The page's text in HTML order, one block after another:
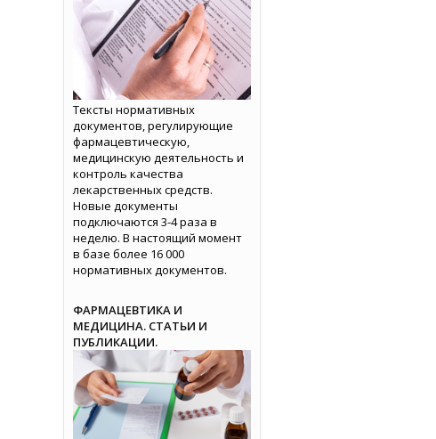
Тексты нормативных
документов, регулирующие
фармацевтическую,
медицинскую деятельность и
контроль качества
лекарственных средств.
Новые документы
подключаются 3-4 раза в
неделю. В настоящий момент
в базе более 16 000
нормативных документов.
ФАРМАЦЕВТИКА И
МЕДИЦИНА. СТАТЬИ И
ПУБЛИКАЦИИ.